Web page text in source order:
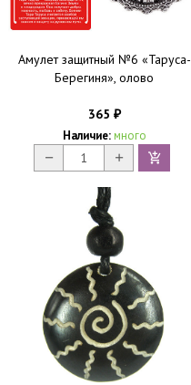
Амулет защитный №6 «Таруса-
Берегиня», олово
365 ₽
Наличие: много